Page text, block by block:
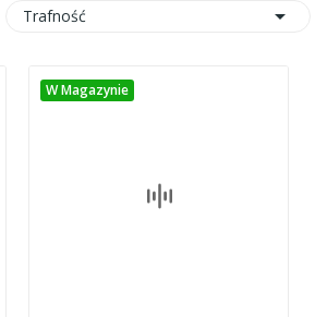
Trafność 
W Magazynie